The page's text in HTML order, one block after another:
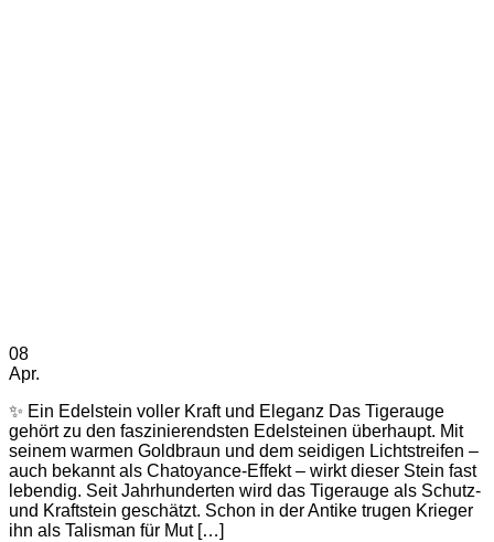
08
Apr.
✨ Ein Edelstein voller Kraft und Eleganz Das Tigerauge
gehört zu den faszinierendsten Edelsteinen überhaupt. Mit
seinem warmen Goldbraun und dem seidigen Lichtstreifen –
auch bekannt als Chatoyance-Effekt – wirkt dieser Stein fast
lebendig. Seit Jahrhunderten wird das Tigerauge als Schutz-
und Kraftstein geschätzt. Schon in der Antike trugen Krieger
ihn als Talisman für Mut […]